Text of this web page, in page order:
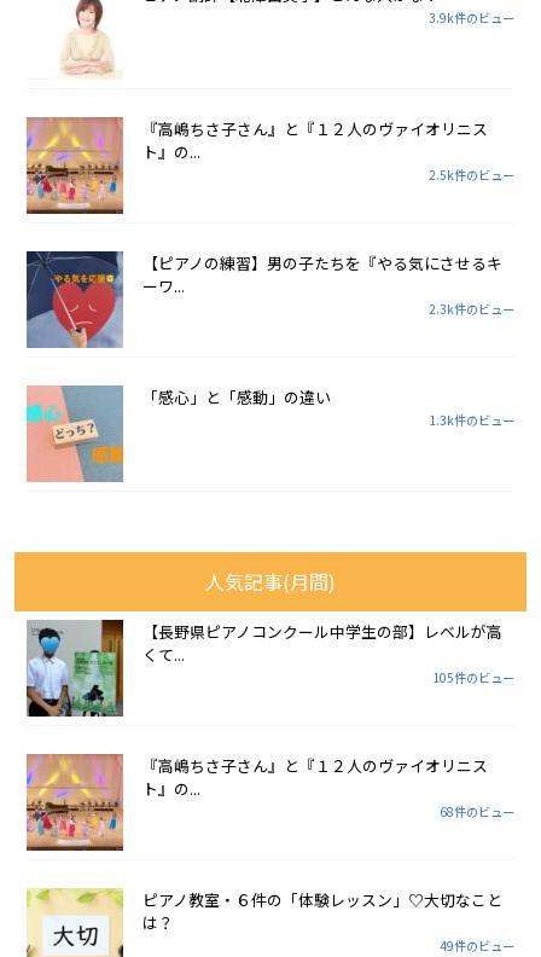
3.9k件のビュー
『高嶋ちさ子さん』と『１２人のヴァイオリニス
ト』の...
2.5k件のビュー
【ピアノの練習】男の子たちを『やる気にさせるキ
ーワ...
2.3k件のビュー
「感心」と「感動」の違い
1.3k件のビュー
人気記事(月間)
【長野県ピアノコンクール中学生の部】レベルが高
くて...
105件のビュー
『高嶋ちさ子さん』と『１２人のヴァイオリニス
ト』の...
68件のビュー
ピアノ教室・６件の「体験レッスン」♡大切なこと
は？
49件のビュー